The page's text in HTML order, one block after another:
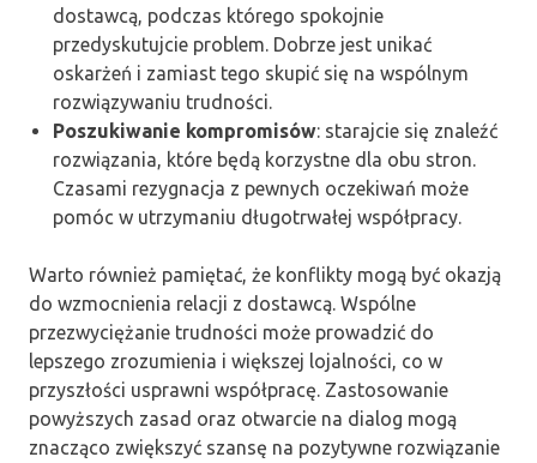
dostawcą, podczas którego spokojnie
przedyskutujcie problem. Dobrze jest unikać
oskarżeń i zamiast tego skupić się na wspólnym
rozwiązywaniu trudności.
Poszukiwanie kompromisów: starajcie się znaleźć
rozwiązania, które będą korzystne dla obu stron.
Czasami rezygnacja z pewnych oczekiwań może
pomóc w utrzymaniu długotrwałej współpracy.
Warto również pamiętać, że konflikty mogą być okazją
do wzmocnienia relacji z dostawcą. Wspólne
przezwyciężanie trudności może prowadzić do
lepszego zrozumienia i większej lojalności, co w
przyszłości usprawni współpracę. Zastosowanie
powyższych zasad oraz otwarcie na dialog mogą
znacząco zwiększyć szansę na pozytywne rozwiązanie